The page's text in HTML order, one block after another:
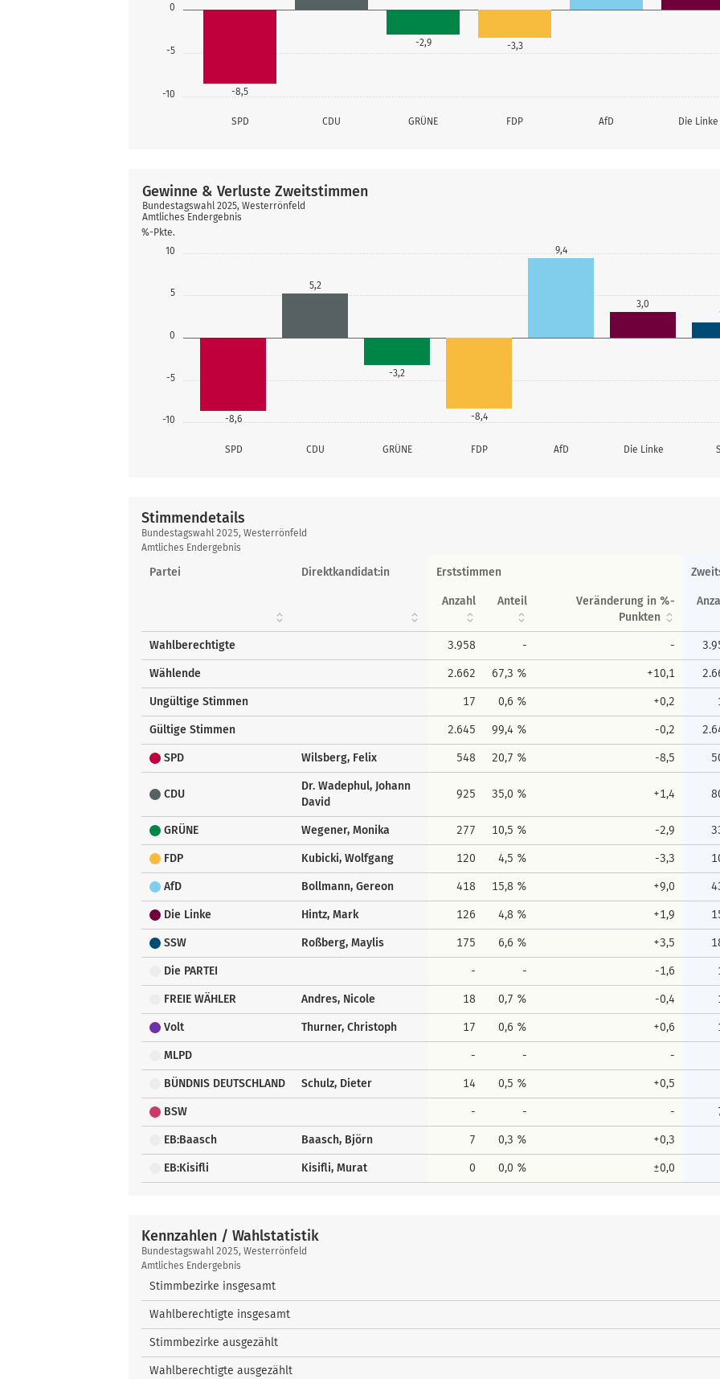
-10
-5
0
SPD CDU GRÜNE FDP AfD Die Linke
-8,5
-2,9 -3,3
-10
-5
0
5
10
%-Pkte.
SPD CDU GRÜNE FDP AfD Die Linke
-8,6
5,2
-3,2
-8,4
9,4
3,0
Gewinne & Verluste Zweitstimmen
Bundestagswahl 2025, Westerrönfeld
Amtliches Endergebnis
Stimmendetails
Stimmendetails
Bundestagswahl 2025, Westerrönfeld
Amtliches Endergebnis
Partei Direktkandidat:in Erststimmen
Anzahl Anteil
Veränderung in %-
Punkten
Wahlberechtigte 3.958 - -
Wählende 2.662 67,3 % +10,1
Ungültige Stimmen 17 0,6 % +0,2
Gültige Stimmen 2.645 99,4 % -0,2
SPD Wilsberg, Felix 548 20,7 % -8,5
CDU
Dr. Wadephul, Johann
David
925 35,0 % +1,4
GRÜNE Wegener, Monika 277 10,5 % -2,9
FDP Kubicki, Wolfgang 120 4,5 % -3,3
AfD Bollmann, Gereon 418 15,8 % +9,0
Die Linke Hintz, Mark 126 4,8 % +1,9
SSW Roßberg, Maylis 175 6,6 % +3,5
Die PARTEI - - -1,6
FREIE WÄHLER Andres, Nicole 18 0,7 % -0,4
Volt Thurner, Christoph 17 0,6 % +0,6
MLPD - - -
BÜNDNIS DEUTSCHLAND Schulz, Dieter 14 0,5 % +0,5
BSW - - -
EB:Baasch Baasch, Björn 7 0,3 % +0,3
EB:Kisifli Kisifli, Murat 0 0,0 % ±0,0
Kennzahlen / Wahlstatistik
Kennzahlen
/
Wahlstatistik
Bundestagswahl 2025, Westerrönfeld
Amtliches Endergebnis
Stimmbezirke insgesamt
Wahlberechtigte insgesamt
Stimmbezirke ausgezählt
Wahlberechtigte ausgezählt